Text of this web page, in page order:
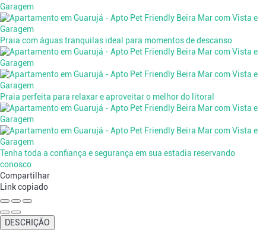
Praia com águas tranquilas ideal para momentos de descanso
Praia perfeita para relaxar e aproveitar o melhor do litoral
Tenha toda a confiança e segurança em sua estadia reservando
conosco
Compartilhar
Link copiado
DESCRIÇÃO